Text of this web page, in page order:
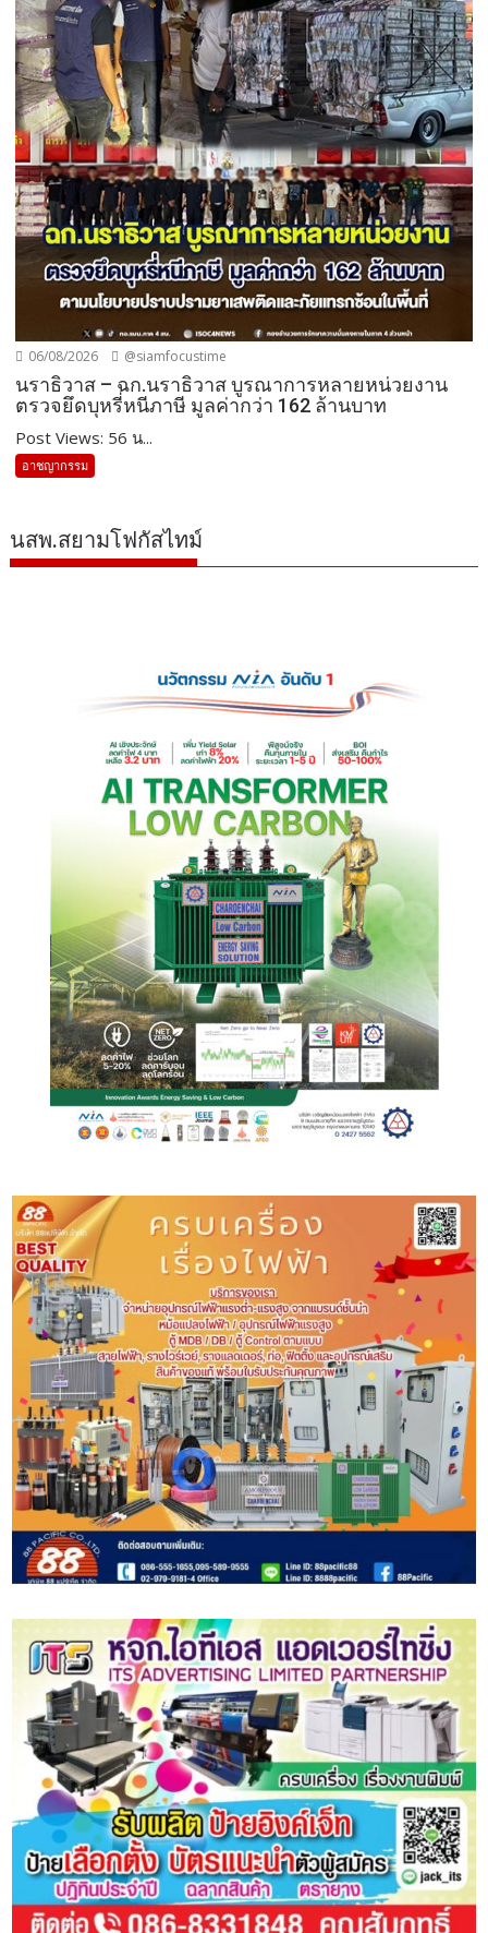
06/08/2026 @siamfocustime
นราธิวาส – ฉก.นราธิวาส บูรณาการหลายหน่วยงาน
ตรวจยึดบุหรี่หนีภาษี มูลค่ากว่า 162 ล้านบาท
Post Views: 56 น...
อาชญากรรม
นสพ.สยามโฟกัสไทม์